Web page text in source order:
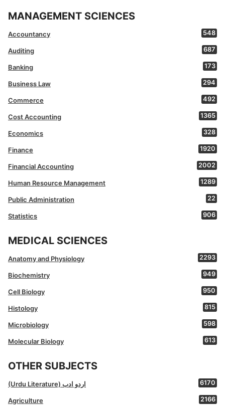
MANAGEMENT SCIENCES
Accountancy 548
Auditing 687
Banking 173
Business Law 294
Commerce 492
Cost Accounting 1365
Economics 328
Finance 1920
Financial Accounting 2002
Human Resource Management 1289
Public Administration 22
Statistics 906
MEDICAL SCIENCES
Anatomy and Physiology 2293
Biochemistry 949
Cell Biology 950
Histology 815
Microbiology 598
Molecular Biology 613
OTHER SUBJECTS
(Urdu Literature) اردو ادب 6170
Agriculture 2166